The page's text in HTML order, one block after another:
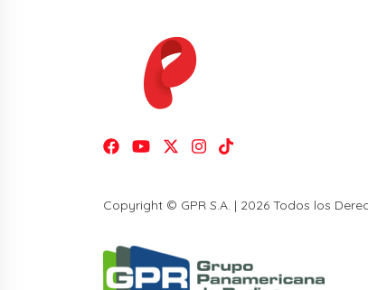
Copyright © GPR S.A. | 2026 Todos los